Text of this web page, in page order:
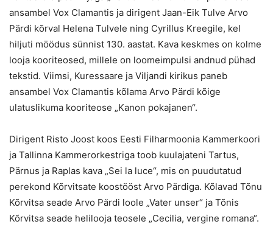
ansambel Vox Clamantis ja dirigent Jaan-Eik Tulve Arvo
Pärdi kõrval Helena Tulvele ning Cyrillus Kreegile, kel
hiljuti möödus sünnist 130. aastat. Kava keskmes on kolme
looja kooriteosed, millele on loomeimpulsi andnud pühad
tekstid. Viimsi, Kuressaare ja Viljandi kirikus paneb
ansambel Vox Clamantis kõlama Arvo Pärdi kõige
ulatuslikuma kooriteose „Kanon pokajanen“.
Dirigent Risto Joost koos Eesti Filharmoonia Kammerkoori
ja Tallinna Kammerorkestriga toob kuulajateni Tartus,
Pärnus ja Raplas kava „Sei la luce“, mis on puudutatud
perekond Kõrvitsate koostööst Arvo Pärdiga. Kõlavad Tõnu
Kõrvitsa seade Arvo Pärdi loole „Vater unser“ ja Tõnis
Kõrvitsa seade helilooja teosele „Cecilia, vergine romana“.